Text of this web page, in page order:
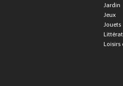
Jardin
Jeux
Jouets
Loisirs